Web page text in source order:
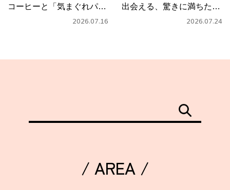
コーヒーと「気まぐれパス
2026.07.16
出会える、驚きに満ちたカ
2026.07.24
/ AREA /